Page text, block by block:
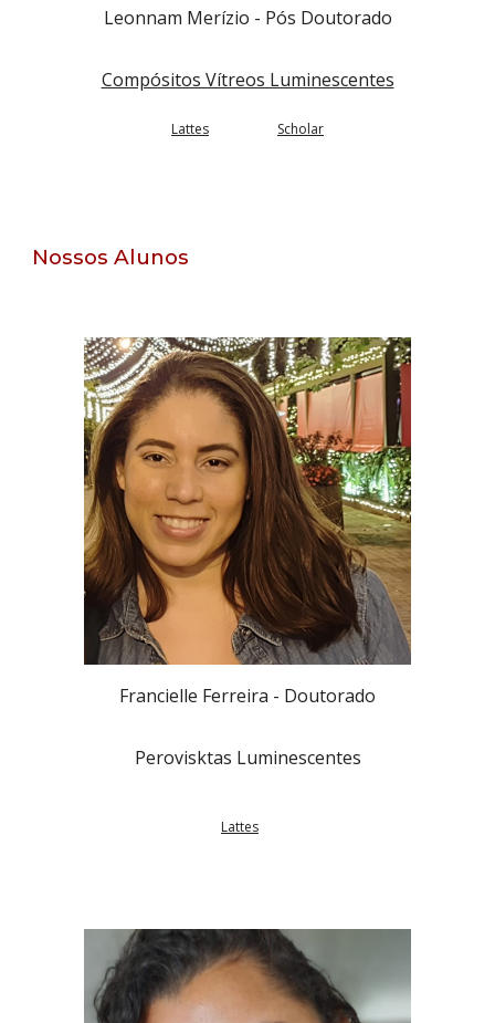
Leonnam Merízio - Pós Doutorado
Compósitos Vítreos Luminescentes
Lattes Scholar
Nossos Alunos
Francielle Ferreira - Doutorado
Perovisktas Luminescentes
Lattes